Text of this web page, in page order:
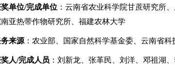
单位/完成单位 ：云南省农业科学院甘蔗研究所
亚热带作物研究所、福建农林大学
来源 ：农业部、国家自然科学基金委、云南省
人/完成人员 ：刘新龙、张革民、刘洋、邓祖湖